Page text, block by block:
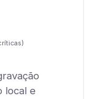
local e